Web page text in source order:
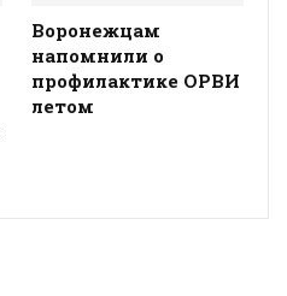
Воронежцам
напомнили о
профилактике ОРВИ
летом